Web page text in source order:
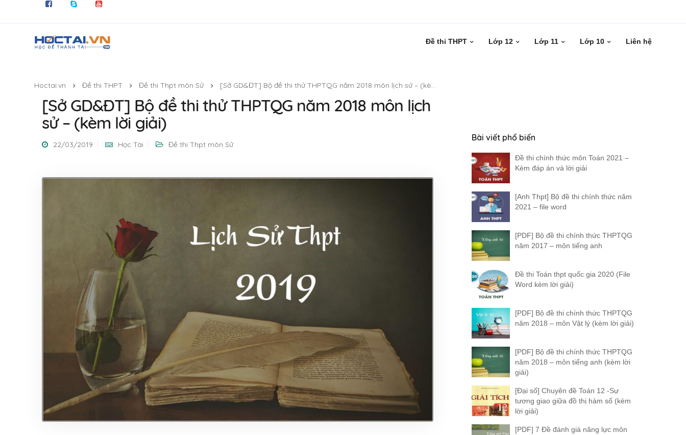
Đề thi THPT Lớp 12 Lớp 11 Lớp 10 Liên hệ
Hoctai.vn Đề thi THPT Đề thi Thpt môn Sử [Sở GD&ĐT] Bộ đề thi thử THPTQG năm 2018 môn lịch sử – (kèm lời giải)
[Sở GD&ĐT] Bộ đề thi thử THPTQG năm 2018 môn lịch
sử – (kèm lời giải)
22/03/2019 Học Tài Đề thi Thpt môn Sử
Bài viết phổ biến
Đề thi chính thức môn Toán 2021 –
Kèm đáp án và lời giải
[Anh Thpt] Bộ đề thi chính thức năm
2021 – file word
[PDF] Bộ đề thi chính thức THPTQG
năm 2017 – môn tiếng anh
Đề thi Toán thpt quốc gia 2020 (File
Word kèm lời giải)
[PDF] Bộ đề thi chính thức THPTQG
năm 2018 – môn Vật lý (kèm lời giải)
[PDF] Bộ đề thi chính thức THPTQG
năm 2018 – môn tiếng anh (kèm lời
giải)
[Đại số] Chuyên đề Toán 12 -Sự
tương giao giữa đồ thị hàm số (kèm
lời giải)
[PDF] 7 Đề đánh giá năng lực môn